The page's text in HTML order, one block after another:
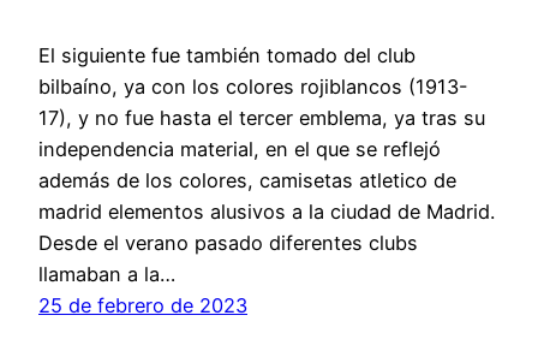
El siguiente fue también tomado del club
bilbaíno, ya con los colores rojiblancos (1913-
17), y no fue hasta el tercer emblema, ya tras su
independencia material, en el que se reflejó
además de los colores, camisetas atletico de
madrid elementos alusivos a la ciudad de Madrid.
Desde el verano pasado diferentes clubs
llamaban a la…
25 de febrero de 2023